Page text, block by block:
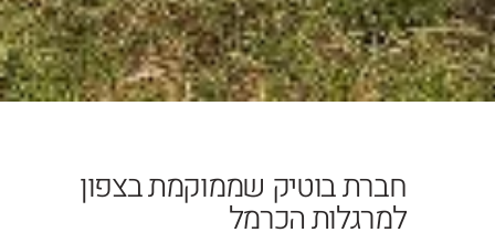
חברת בוטיק שממוקמת בצפון
למרגלות הכרמל